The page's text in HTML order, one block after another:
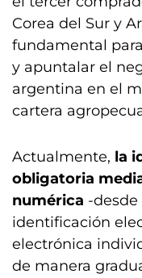
Corea del Sur y
fundamental
y apuntalar el
argentina en el
cartera
Actualmente, la
obligatoria
numérica -
identificación
electrónica
de manera